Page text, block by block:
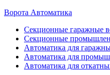
Ворота Автоматика
Секционные гаражные
Секционные
Автоматика для
Автоматика для
Автоматика для